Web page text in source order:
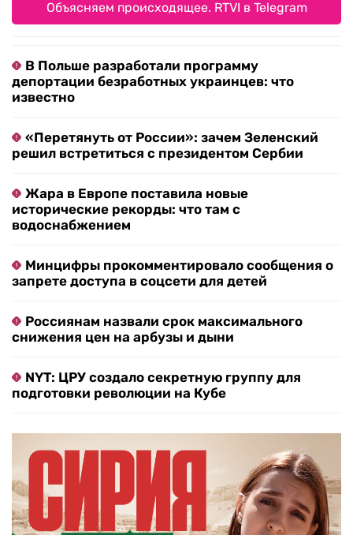
Объясняем происходящее. RTVI в Telegram
В Польше разработали программу
депортации безработных украинцев: что
известно
«Перетянуть от России»: зачем Зеленский
решил встретиться с президентом Сербии
Жара в Европе поставила новые
исторические рекорды: что там с
водоснабжением
Минцифры прокомментировало сообщения о
запрете доступа в соцсети для детей
Россиянам назвали срок максимального
снижения цен на арбузы и дыни
NYT: ЦРУ создало секретную группу для
подготовки революции на Кубе